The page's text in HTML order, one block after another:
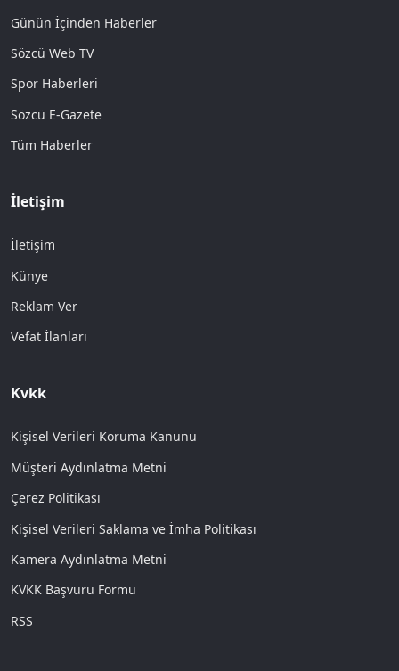
Günün İçinden Haberler
Sözcü Web TV
Spor Haberleri
Sözcü E-Gazete
Tüm Haberler
İletişim
İletişim
Künye
Reklam Ver
Vefat İlanları
Kvkk
Kişisel Verileri Koruma Kanunu
Müşteri Aydınlatma Metni
Çerez Politikası
Kişisel Verileri Saklama ve İmha Politikası
Kamera Aydınlatma Metni
KVKK Başvuru Formu
RSS